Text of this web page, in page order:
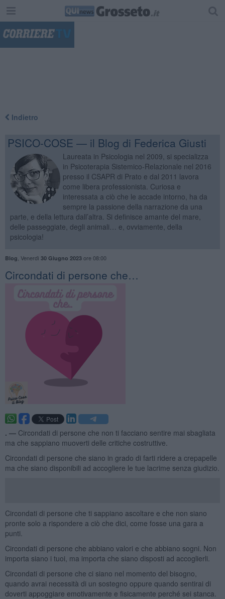
Indietro
PSICO-COSE — il Blog di Federica Giusti
Laureata in Psicologia nel 2009, si specializza
in Psicoterapia Sistemico-Relazionale nel 2016
presso il CSAPR di Prato e dal 2011 lavora
come libera professionista. Curiosa e
interessata a ciò che le accade intorno, ha da
sempre la passione della narrazione da una
parte, e della lettura dall’altra. Si definisce amante del mare,
delle passeggiate, degli animali… e, ovviamente, della
psicologia!
Blog Venerdì 30 Giugno 2023ore 08:00
​Circondati di persone che…
. — Circondati di persone che non ti facciano sentire mai sbagliata
ma che sappiano muoverti delle critiche costruttive.
Circondati di persone che siano in grado di farti ridere a crepapelle
ma che siano disponibili ad accogliere le tue lacrime senza giudizio.
Circondati di persone che ti sappiano ascoltare e che non siano
pronte solo a rispondere a ciò che dici, come fosse una gara a
punti.
Circondati di persone che abbiano valori e che abbiano sogni. Non
importa siano i tuoi, ma importa che siano disposti ad accoglierli.
Circondati di persone che ci siano nel momento del bisogno,
quando avrai necessità di un sostegno oppure quando sentirai di
doverti appoggiare emotivamente e fisicamente perché sei stanca.